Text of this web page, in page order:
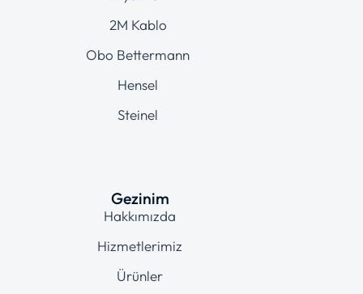
2M Kablo
Obo Bettermann
Hensel
Steinel
Gezinim
Hakkımızda
Hizmetlerimiz
Ürünler